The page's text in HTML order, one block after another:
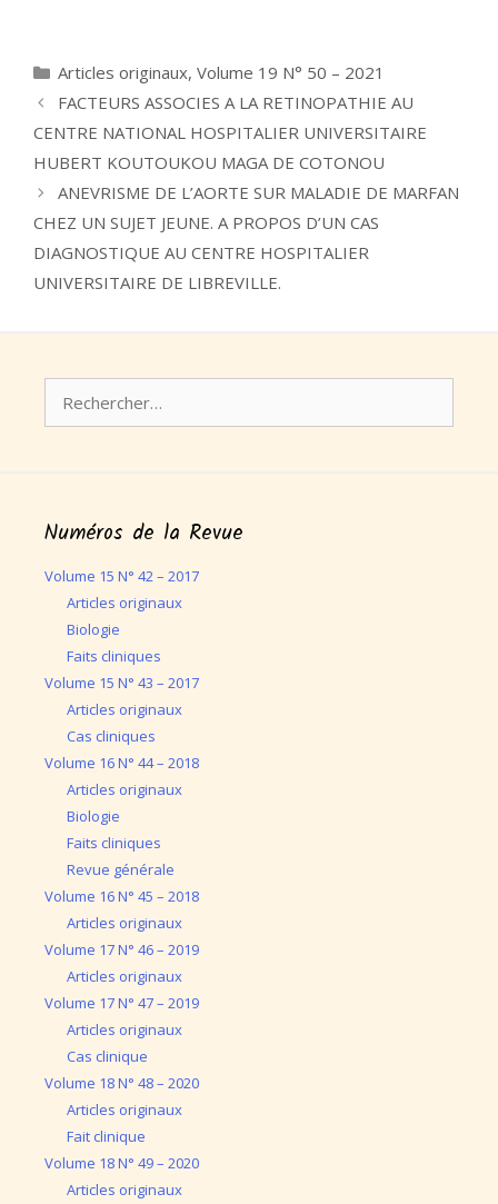
Catégories
Articles originaux, Volume 19 N° 50 – 2021
FACTEURS ASSOCIES A LA RETINOPATHIE AU
CENTRE NATIONAL HOSPITALIER UNIVERSITAIRE
HUBERT KOUTOUKOU MAGA DE COTONOU
ANEVRISME DE L’AORTE SUR MALADIE DE MARFAN
CHEZ UN SUJET JEUNE. A PROPOS D’UN CAS
DIAGNOSTIQUE AU CENTRE HOSPITALIER
UNIVERSITAIRE DE LIBREVILLE.
Numéros de la Revue
Volume 15 N° 42 – 2017
Articles originaux
Biologie
Faits cliniques
Volume 15 N° 43 – 2017
Articles originaux
Cas cliniques
Volume 16 N° 44 – 2018
Articles originaux
Biologie
Faits cliniques
Revue générale
Volume 16 N° 45 – 2018
Articles originaux
Volume 17 N° 46 – 2019
Articles originaux
Volume 17 N° 47 – 2019
Articles originaux
Cas clinique
Volume 18 N° 48 – 2020
Articles originaux
Fait clinique
Volume 18 N° 49 – 2020
Articles originaux